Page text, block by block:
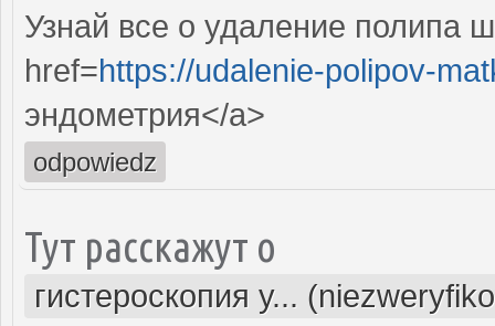
Узнай все о удаление полипа
href=https://udalenie-polipov-
эндометрия</a>
odpowiedz
Тут расскажут о
гистероскопия у...